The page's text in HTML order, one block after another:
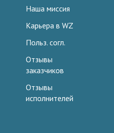
Наша миссия
Карьера в WZ
Польз. согл.
Отзывы
заказчиков
Отзывы
исполнителей